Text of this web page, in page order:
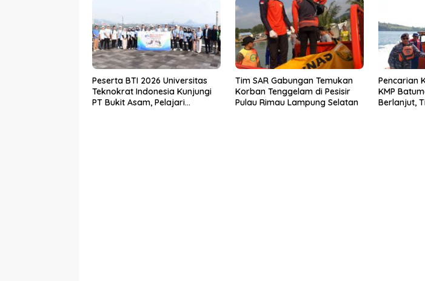
Peserta BTI 2026 Universitas
Teknokrat Indonesia Kunjungi
PT Bukit Asam, Pelajari
Tim SAR Gabungan Temukan
Korban Tenggelam di Pesisir
Pulau Rimau Lampung Selatan
Pencarian
KMP
Berlanjut,